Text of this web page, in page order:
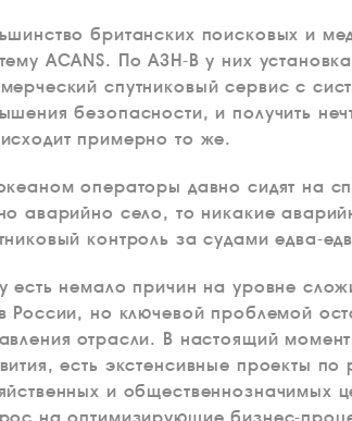
британских поисковых и
ACANS. По АЗН-В у них
спутниковый сервис с
безопасности, и получить
примерно то же.
операторы давно сидят на
аварийно село, то никакие
контроль за судами едва-
есть немало причин на уровне
России, но ключевой проблемой
отрасли. В настоящий
есть экстенсивные проекты
и общественнозначимых